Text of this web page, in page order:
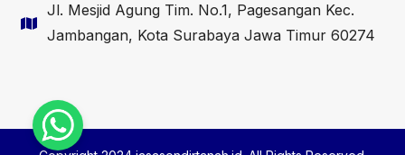
Jl. Mesjid Agung Tim. No.1, Pagesangan Kec.
Jambangan, Kota Surabaya Jawa Timur 60274